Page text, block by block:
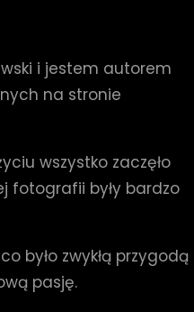
i jestem autorem
na stronie
wszystko zaczęło
fotografii były bardzo
było zwykłą przygodą
pasję.